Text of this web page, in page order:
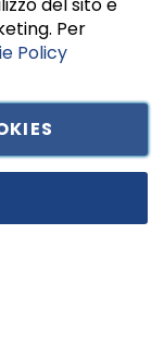
- C.F. 05834470634 -
Per
Policy